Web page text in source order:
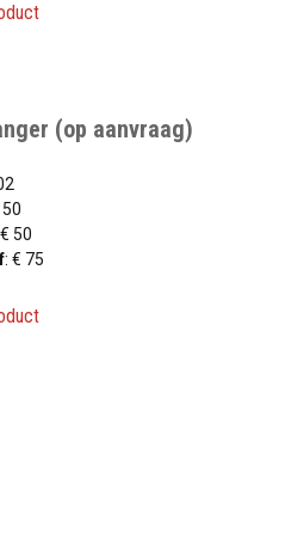
(op aanvraag)
50
50
: € 75